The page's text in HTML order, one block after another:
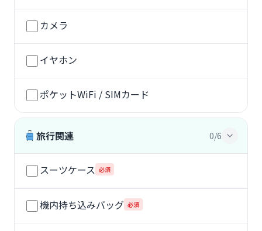
カメラ
イヤホン
ポケットWiFi / SIMカード
旅行関連 0/6
スーツケース 必須
機内持ち込みバッグ 必須